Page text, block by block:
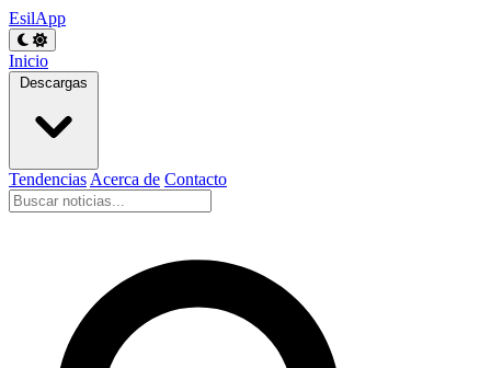
EsilApp
Inicio
Descargas
Tendencias Acerca de Contacto